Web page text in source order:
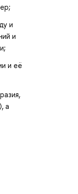
и
и
и её
а